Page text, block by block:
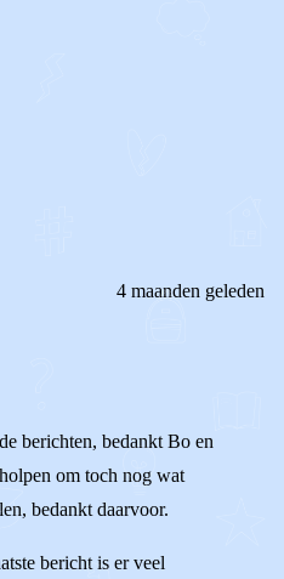
4 maanden geleden
berichten, bedankt Bo en
om toch nog wat
bedankt daarvoor.
bericht is er veel